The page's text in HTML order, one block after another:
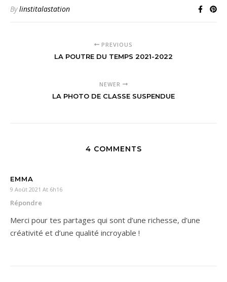
Bylinstitalastation
PREVIOUS
LA POUTRE DU TEMPS 2021-2022
NEWER
LA PHOTO DE CLASSE SUSPENDUE
4 COMMENTS
EMMA
9 Août 2021 At 6h16
Répondre
Merci pour tes partages qui sont d’une richesse, d’une
créativité et d’une qualité incroyable !